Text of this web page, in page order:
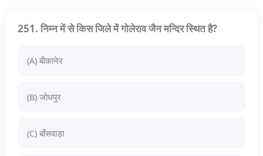
251. निम्न में से किस जिले में गोलेराव जैन मन्दिर स्थित है?
(A) बीकानेर
(B) जोधपुर
(C) बाँसवाड़ा